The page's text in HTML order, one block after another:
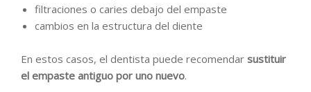
filtraciones o caries debajo del empaste
cambios en la estructura del diente
En estos casos, el dentista puede recomendar sustituir
el empaste antiguo por uno nuevo.